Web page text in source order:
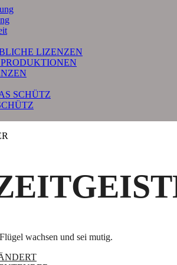
LIZENZEN
SCHÜTZ
wachsen und sei mutig.